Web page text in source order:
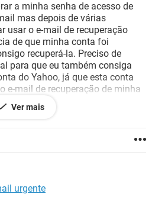
GMAIL
EXCEL
a minha senha de acesso de
mas depois de várias
usar o e-mail de recuperação
de que minha conta foi
recuperá-la. Preciso de
para que eu também consiga
do Yahoo, já que esta conta
e-mail de recuperação de minha
conteúdo muito valioso que
depende e muito disso. Por
Ver mais
urgente